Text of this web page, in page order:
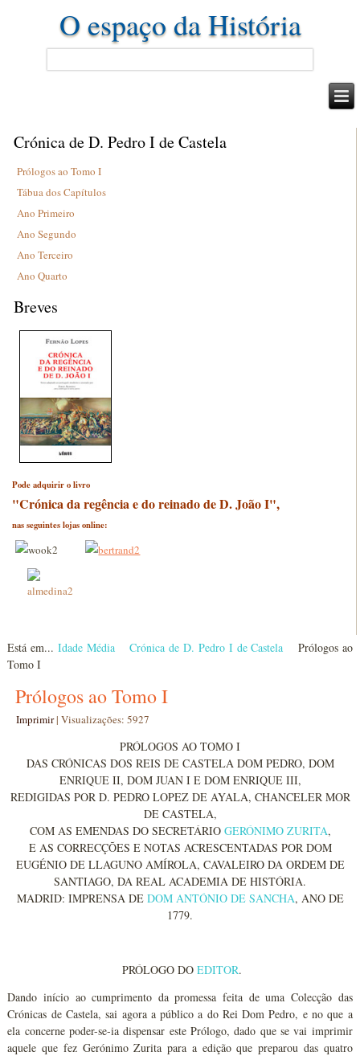
O espaço da História
Crónica de D. Pedro I de Castela
Prólogos ao Tomo I
Tábua dos Capítulos
Ano Primeiro
Ano Segundo
Ano Terceiro
Ano Quarto
Breves
Pode adquirir o livro
"Crónica da regência e do reinado de D. João I",
nas seguintes lojas online:
Está em...Idade Média Crónica de D. Pedro I de Castela
Prólogos ao
Tomo I
Prólogos ao Tomo I
Imprimir|Visualizações: 5927
PRÓLOGOS AO TOMO I
DAS CRÓNICAS DOS REIS DE CASTELA DOM PEDRO, DOM
ENRIQUE II, DOM JUAN I E DOM ENRIQUE III,
REDIGIDAS POR D. PEDRO LOPEZ DE AYALA, CHANCELER MOR
DE CASTELA,
COM AS EMENDAS DO SECRETÁRIO GERÓNIMO ZURITA,
E AS CORRECÇÕES E NOTAS ACRESCENTADAS POR DOM
EUGÉNIO DE LLAGUNO AMÍROLA, CAVALEIRO DA ORDEM DE
SANTIAGO, DA REAL ACADEMIA DE HISTÓRIA.
MADRID: IMPRENSA DE DOM ANTÓNIO DE SANCHA, ANO DE
1779.
PRÓLOGO DO EDITOR.
Dando início ao cumprimento da promessa feita de uma Colecção das
Crónicas de Castela, sai agora a público a do Rei Dom Pedro, e no que a
ela concerne poder-se-ia dispensar este Prólogo, dado que se vai imprimir
aquele que fez Gerónimo Zurita para a edição que preparou das quatro